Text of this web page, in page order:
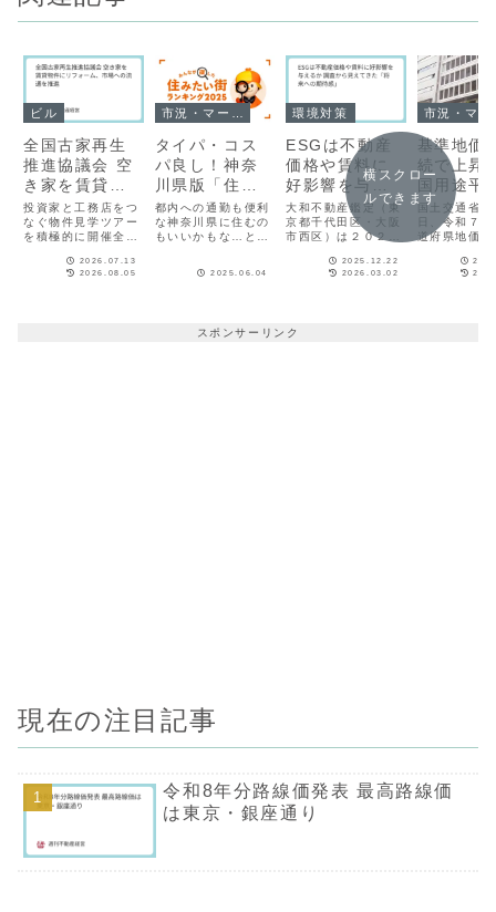
ビル
全国古家再生
推進協議会 空
き家を賃貸物
件にリフォー
ム、市場への
流通を推進
投資家と工務店をつ
なぐ物件見学ツアー
を積極的に開催全国
（全古協、大阪府東
大阪市）は、全国各
2026.07.13
2026.08.05
タイパ・コス
パ良し！神奈
川県版「住み
たい街ランキ
ング」1位は本
厚木
都内への通勤も便利
な神奈川県に住むの
もいいかもな…とお
そこで今回は、
「2025年 LIFULL
2025.06.04
環境対策
ESGは不動産
価格や賃料に
好影響を与え
るか 調査から
見えてきた
「将来への期
待感」
大和不動産鑑定（東
京都千代田区・大阪
市西区）は２０２５
Ｇと不動産価格」に
関するアンケート結
的インパクト（Ｓ）
2025.12.22
2026.03.02
基準地価
続で上
国用途平
住宅地・
地いずれ
昇幅拡大
国土交通省
日、令和７
道府県地価
た。全用途
宅地、商業
横スクロー
ルできます
スポンサーリンク
現在の注目記事
令和8年分路線価発表 最高路線価
は東京・銀座通り